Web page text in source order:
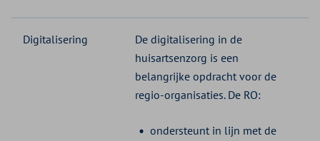
Digitalisering
De digitalisering in de
huisartsenzorg is een
belangrijke opdracht voor de
regio-organisaties. De RO:
ondersteunt in lijn met de